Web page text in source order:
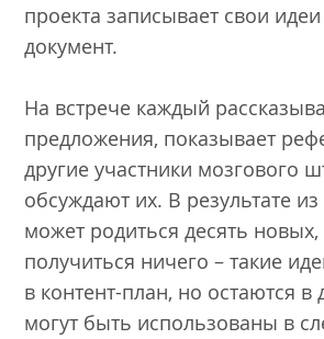
проекта записывает свои идеи
документ.
На встрече каждый
предложения, показывает
другие участники мозгового
обсуждают их. В результате
может родиться десять
получиться ничего – такие
в контент-план, но остаются в
могут быть использованы в